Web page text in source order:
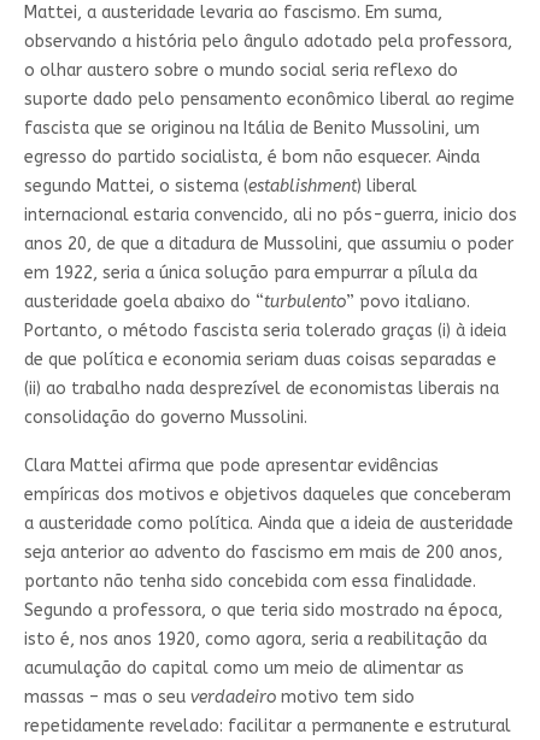
Mattei, a austeridade levaria ao fascismo. Em suma,
observando a história pelo ângulo adotado pela professora,
o olhar austero sobre o mundo social seria reflexo do
suporte dado pelo pensamento econômico liberal ao regime
fascista que se originou na Itália de Benito Mussolini, um
egresso do partido socialista, é bom não esquecer. Ainda
segundo Mattei, o sistema (establishment) liberal
internacional estaria convencido, ali no pós-guerra, inicio dos
anos 20, de que a ditadura de Mussolini, que assumiu o poder
em 1922, seria a única solução para empurrar a pílula da
austeridade goela abaixo do “turbulento” povo italiano.
Portanto, o método fascista seria tolerado graças (i) à ideia
de que política e economia seriam duas coisas separadas e
(ii) ao trabalho nada desprezível de economistas liberais na
consolidação do governo Mussolini.
Clara Mattei afirma que pode apresentar evidências
empíricas dos motivos e objetivos daqueles que conceberam
a austeridade como política. Ainda que a ideia de austeridade
seja anterior ao advento do fascismo em mais de 200 anos,
portanto não tenha sido concebida com essa finalidade.
Segundo a professora, o que teria sido mostrado na época,
isto é, nos anos 1920, como agora, seria a reabilitação da
acumulação do capital como um meio de alimentar as
massas – mas o seu verdadeiromotivo tem sido
repetidamente revelado: facilitar a permanente e estrutural